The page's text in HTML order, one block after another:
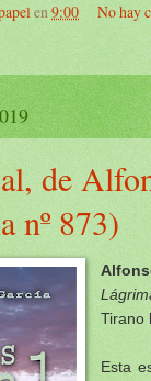
en9:00
No hay
de
nº 873)
Tirano
Esta